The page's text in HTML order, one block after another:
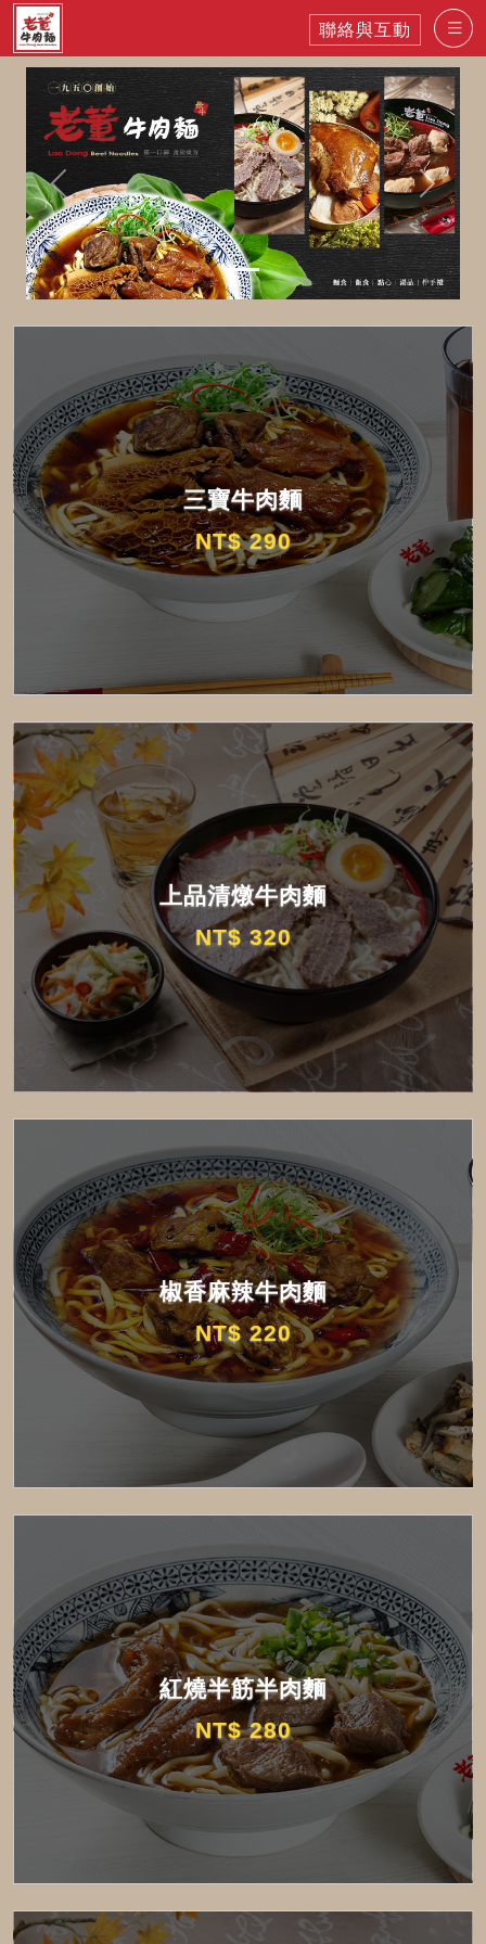
聯絡與互動
Previous Next
三寶牛肉麵
NT$ 290
上品清燉牛肉麵
NT$ 320
椒香麻辣牛肉麵
NT$ 220
紅燒半筋半肉麵
NT$ 280